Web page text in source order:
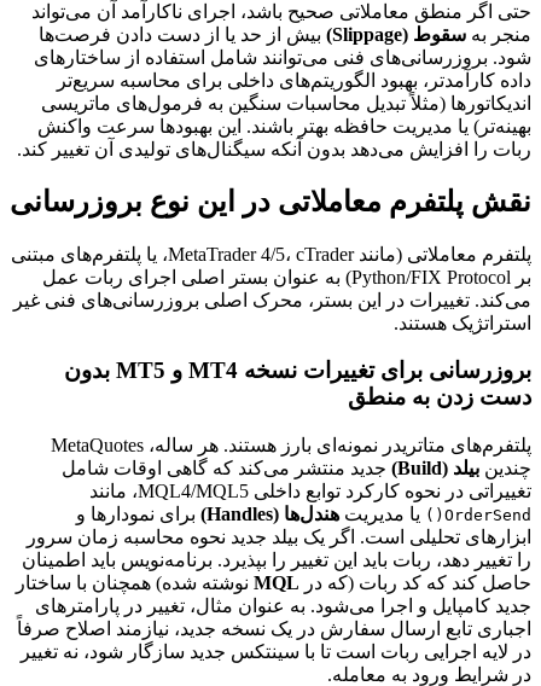
حتی اگر منطق معاملاتی صحیح باشد، اجرای ناکارآمد آن می‌تواند
منجر به سقوط (Slippage)
بیش از حد یا از دست دادن فرصت‌ها
شود. بروزرسانی‌های فنی می‌توانند شامل استفاده از ساختارهای
داده کارآمدتر، بهبود الگوریتم‌های داخلی برای محاسبه سریع‌تر
اندیکاتورها (مثلاً تبدیل محاسبات سنگین به فرمول‌های ماتریسی
بهینه‌تر) یا مدیریت حافظه بهتر باشند. این بهبودها سرعت واکنش
ربات را افزایش می‌دهد بدون آنکه سیگنال‌های تولیدی آن تغییر کند.
نقش پلتفرم معاملاتی در این نوع بروزرسانی
پلتفرم معاملاتی (مانند MetaTrader 4/5، cTrader، یا پلتفرم‌های مبتنی
بر Python/FIX Protocol) به عنوان بستر اصلی اجرای ربات عمل
می‌کند. تغییرات در این بستر، محرک اصلی بروزرسانی‌های فنی غیر
استراتژیک هستند.
بروزرسانی برای تغییرات نسخه MT4 و MT5 بدون
دست زدن به منطق
پلتفرم‌های متاتریدر نمونه‌ای بارز هستند. هر ساله، MetaQuotes
چندین بیلد (Build)
جدید منتشر می‌کند که گاهی اوقات شامل
تغییراتی در نحوه کارکرد توابع داخلی MQL4/MQL5، مانند
OrderSend() یا مدیریت هندل‌ها (Handles)
برای نمودارها و
ابزارهای تحلیلی است. اگر یک بیلد جدید نحوه محاسبه زمان سرور
را تغییر دهد، ربات باید این تغییر را بپذیرد. برنامه‌نویس باید اطمینان
حاصل کند که کد ربات (که در MQL نوشته شده) همچنان با ساختار
جدید کامپایل و اجرا می‌شود. به عنوان مثال، تغییر در پارامترهای
اجباری تابع ارسال سفارش در یک نسخه جدید، نیازمند اصلاح صرفاً
در لایه اجرایی ربات است تا با سینتکس جدید سازگار شود، نه تغییر
در شرایط ورود به معامله.